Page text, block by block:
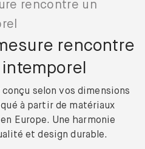
rencontre
selon vos dimensions
à partir de matériaux
Europe. Une harmonie
et design durable.